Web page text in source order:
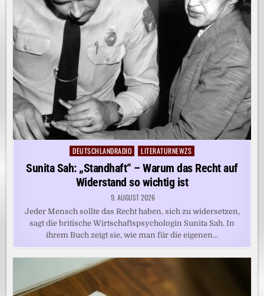
Posted
in
DEUTSCHLANDRADIO LITERATURNEWZS
Sunita Sah: „Standhaft“ – Warum das Recht auf
Widerstand so wichtig ist
9. AUGUST 2026
Jeder Mensch sollte das Recht haben, sich zu widersetzen,
sagt die britische Wirtschaftspsychologin Sunita Sah. In
ihrem Buch zeigt sie, wie man für die eigenen…